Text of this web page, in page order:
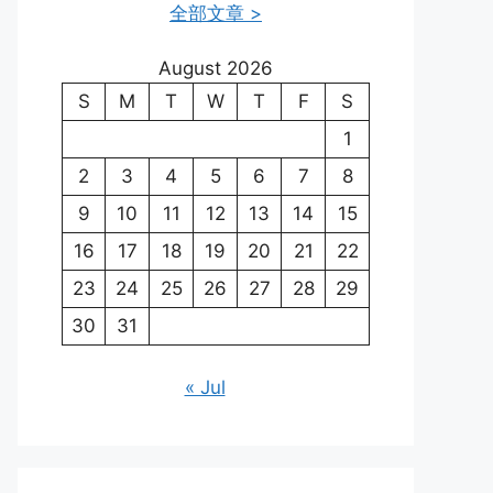
全部文章 >
August 2026
S
M T W T F
S
1
2
3 4 5 6 7
8
9
10 11 12 13 14
15
16
17 18 19 20 21
22
23
24 25 26 27 28
29
30
31
« Jul